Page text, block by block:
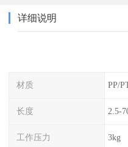
详细说明
材质 PP/
长度 2.5-
工作压力 3kg